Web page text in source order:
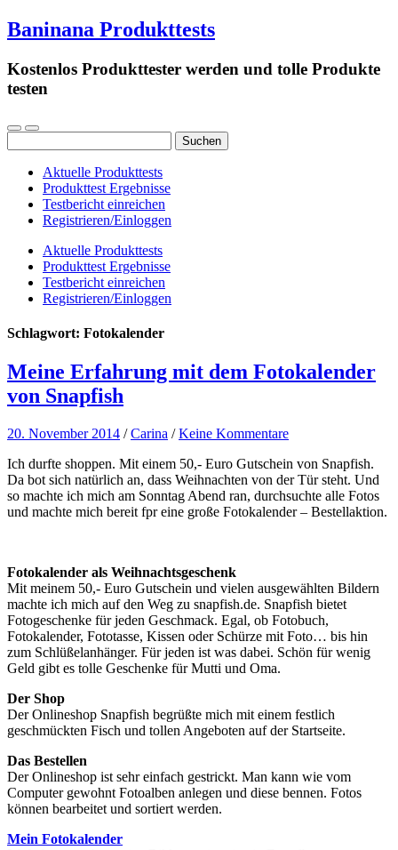
Baninana Produkttests
Kostenlos Produkttester werden und tolle Produkte
testen
nach:
Aktuelle Produkttests
Produkttest Ergebnisse
Testbericht einreichen
Registrieren/Einloggen
Aktuelle Produkttests
Produkttest Ergebnisse
Testbericht einreichen
Registrieren/Einloggen
Schlagwort: Fotokalender
Meine Erfahrung mit dem Fotokalender
von Snapfish
20. November 2014 /Carina /Keine Kommentare
Ich durfte shoppen. Mit einem 50,- Euro Gutschein von Snapfish.
Da bot sich natürlich an, dass Weihnachten von der Tür steht. Und
so machte ich mich am Sonntag Abend ran, durchsuchte alle Fotos
und machte mich bereit fpr eine große Fotokalender – Bestellaktion.
Fotokalender als Weihnachtsgeschenk
Mit meinem 50,- Euro Gutschein und vielen ausgewählten Bildern
machte ich mich auf den Weg zu snapfish.de. Snapfish bietet
Fotogeschenke für jeden Geschmack. Egal, ob Fotobuch,
Fotokalender, Fototasse, Kissen oder Schürze mit Foto… bis hin
zum Schlüßelanhänger. Für jeden ist was dabei. Schön für wenig
Geld gibt es tolle Geschenke für Mutti und Oma.
Der Shop
Der Onlineshop Snapfish begrüßte mich mit einem festlich
geschmückten Fisch und tollen Angeboten auf der Startseite.
Das Bestellen
Der Onlineshop ist sehr einfach gestrickt. Man kann wie vom
Computer gewohnt Fotoalben anlegen und diese bennen. Fotos
können bearbeitet und sortiert werden.
Mein Fotokalender